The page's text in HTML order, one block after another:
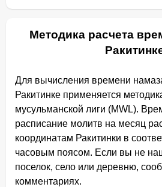
Методика расчета
Для вычисления времени
Ракитинке применяется
мусульманской лиги (MWL).
расписание молитв на месяц
координатам Ракитинки в
часовым поясом. Если вы не
поселок, село или деревню,
комментариях.